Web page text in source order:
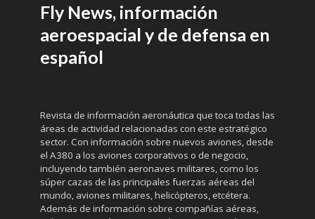
Fly News, información
aeroespacial y de defensa en
español
Revista de información aeronáutica que toca todas las
áreas de actividad relacionadas con este estratégico
sector. Con información sobre nuevos aviones, desde
el A380 a los aviones corporativos o de negocio,
incluyendo también aeronaves militares, como los
súper cazas de las principales fuerzas aéreas del
mundo, aviones militares, helicópteros, etcétera.
Además de información sobre compañías aéreas,